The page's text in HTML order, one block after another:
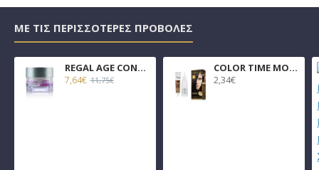
ΜΕ ΤΙΣ ΠΕΡΙΣΣΌΤΕΡΕΣ ΠΡΟΒΟΛΈΣ
REGAL AGE CONTROL ΑΝΤΙΡΥΤΙΔΙΚΗ ΚΡΕΜΑ ΗΜΕΡΑΣ 45ml
7,64€ 11,75€
COLOR TIME ΜΟΝΙΜΗ ΒΑΦΗ GEL ΣΕ 26 ΑΠΟΧΡΩΣΕΙΣ 100ml
2,34€